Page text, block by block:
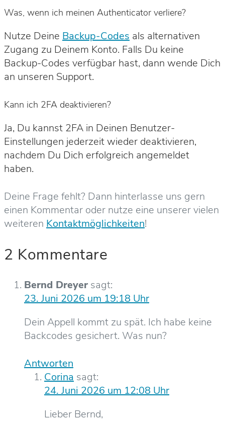
Was, wenn ich meinen Authenticator verliere?
Nutze Deine Backup-Codes als alternativen
Zugang zu Deinem Konto. Falls Du keine
Backup-Codes verfügbar hast, dann wende Dich
an unseren Support.
Kann ich 2FA deaktivieren?
Ja, Du kannst 2FA in Deinen Benutzer-
Einstellungen jederzeit wieder deaktivieren,
nachdem Du Dich erfolgreich angemeldet
haben.
Deine Frage fehlt? Dann hinterlasse uns gern
einen Kommentar oder nutze eine unserer vielen
weiteren Kontaktmöglichkeiten!
2 Kommentare
Bernd Dreyer sagt:
23. Juni 2026 um 19:18 Uhr
Dein Appell kommt zu spät. Ich habe keine
Backcodes gesichert. Was nun?
Antworten
Corina sagt:
24. Juni 2026 um 12:08 Uhr
Lieber Bernd,